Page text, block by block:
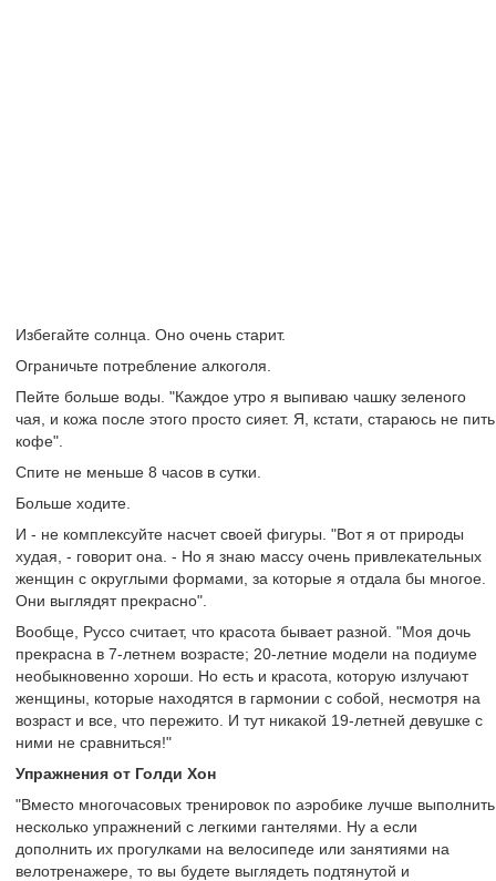
Избегайте солнца. Оно очень старит.
Ограничьте потребление алкоголя.
Пейте больше воды. "Каждое утро я выпиваю чашку зеленого
чая, и кожа после этого просто сияет. Я, кстати, стараюсь не пить
кофе".
Спите не меньше 8 часов в сутки.
Больше ходите.
И - не комплексуйте насчет своей фигуры. "Вот я от природы
худая, - говорит она. - Но я знаю массу очень привлекательных
женщин с округлыми формами, за которые я отдала бы многое.
Они выглядят прекрасно".
Вообще, Руссо считает, что красота бывает разной. "Моя дочь
прекрасна в 7-летнем возрасте; 20-летние модели на подиуме
необыкновенно хороши. Но есть и красота, которую излучают
женщины, которые находятся в гармонии с собой, несмотря на
возраст и все, что пережито. И тут никакой 19-летней девушке с
ними не сравниться!"
Упражнения от Голди Хон
"Вместо многочасовых тренировок по аэробике лучше выполнить
несколько упражнений с легкими гантелями. Ну а если
дополнить их прогулками на велосипеде или занятиями на
велотренажере, то вы будете выглядеть подтянутой и